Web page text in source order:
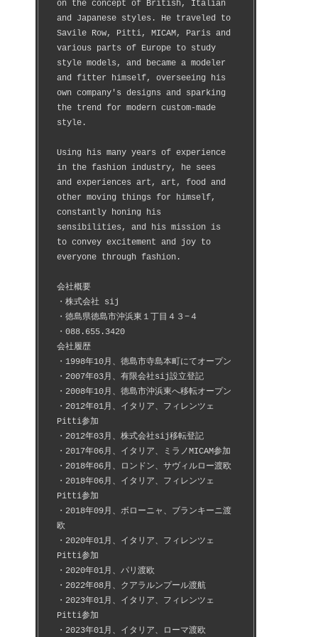
on the concept of British, Italian
and Japanese styles. He traveled to
Savile Row, Pitti, MICAM, Paris and
various parts of Europe to study
style models, and became a modeler
and fitter himself, overseeing his
own company's designs and sparking
the trend for modern custom-made
style.
Using his many years of experience
in the fashion industry, he sees
and experiences art, art, food and
other moving things for himself,
constantly honing his
sensibilities, and his mission is
to convey excitement and joy to
everyone through fashion.
会社概要
・株式会社 sij
・徳島県徳島市沖浜東１丁目４３−４
・088.655.3420
会社履歴
・1998年10月、徳島市寺島本町にてオープン
・2007年03月、有限会社sij設立登記
・2008年10月、徳島市沖浜東へ移転オープン
・2012年01月、イタリア、フィレンツェ
Pitti参加
・2012年03月、株式会社sij移転登記
・2017年06月、イタリア、ミラノMICAM参加
・2018年06月、ロンドン、サヴィルロー渡欧
・2018年06月、イタリア、フィレンツェ
Pitti参加
・2018年09月、ボローニャ、ブランキーニ渡
欧
・2020年01月、イタリア、フィレンツェ
Pitti参加
・2020年01月、パリ渡欧
・2022年08月、クアラルンプール渡航
・2023年01月、イタリア、フィレンツェ
Pitti参加
・2023年01月、イタリア、ローマ渡欧